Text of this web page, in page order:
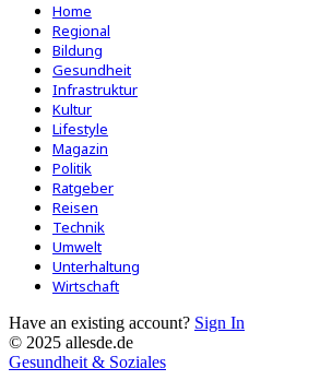
Home
Regional
Bildung
Gesundheit
Infrastruktur
Kultur
Lifestyle
Magazin
Politik
Ratgeber
Reisen
Technik
Umwelt
Unterhaltung
Wirtschaft
Have an existing account? Sign In
© 2025 allesde.de
Gesundheit & Soziales